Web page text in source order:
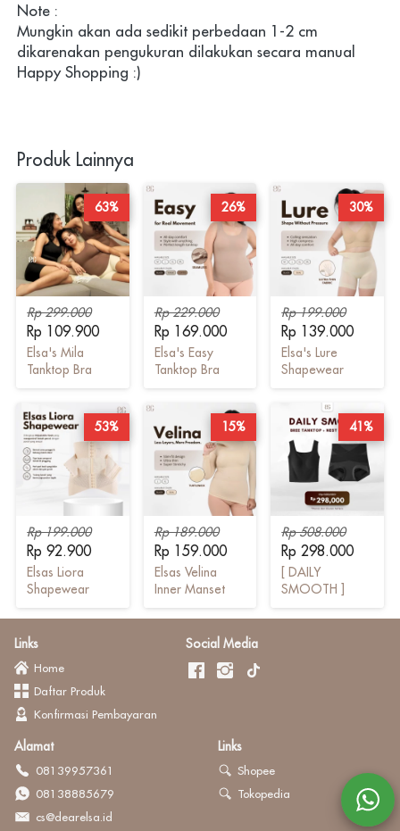
Note :
Mungkin akan ada sedikit perbedaan 1-2 cm
dikarenakan pengukuran dilakukan secara manual
Happy Shopping :)
Produk Lainnya
Rp 299.000
Rp 109.900
Elsa's Mila
Tanktop Bra
63%
Rp 229.000
Rp 169.000
Elsa's Easy
Tanktop Bra
26%
Rp 199.000
Rp 139.000
Elsa's Lure
Shapewear
30%
Rp 199.000
Rp 92.900
Elsas Liora
Shapewear
53%
Rp 189.000
Rp 159.000
Elsas Velina
Inner Manset
15%
Rp 508.000
Rp 298.000
[ DAILY
SMOOTH ]
Bra x Nest
41%
Links
Home
Daftar Produk
Konfirmasi Pembayaran
Social Media
Alamat
08139957361
08138885679
cs@dearelsa.id
Links
Shopee
Tokopedia